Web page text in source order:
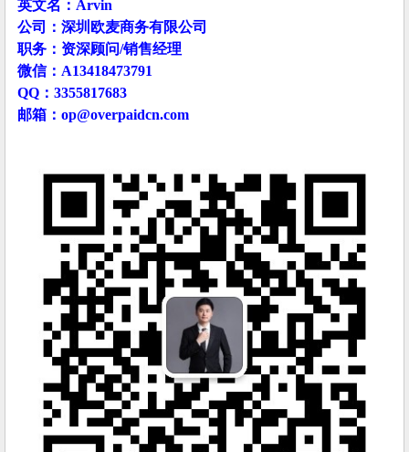
英文名：Arvin
公司：深圳欧麦商务有限公司
职务：资深顾问/销售经理
微信：A13418473791
QQ：3355817683
邮箱：op@overpaidcn.com